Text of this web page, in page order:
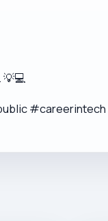
💡💻